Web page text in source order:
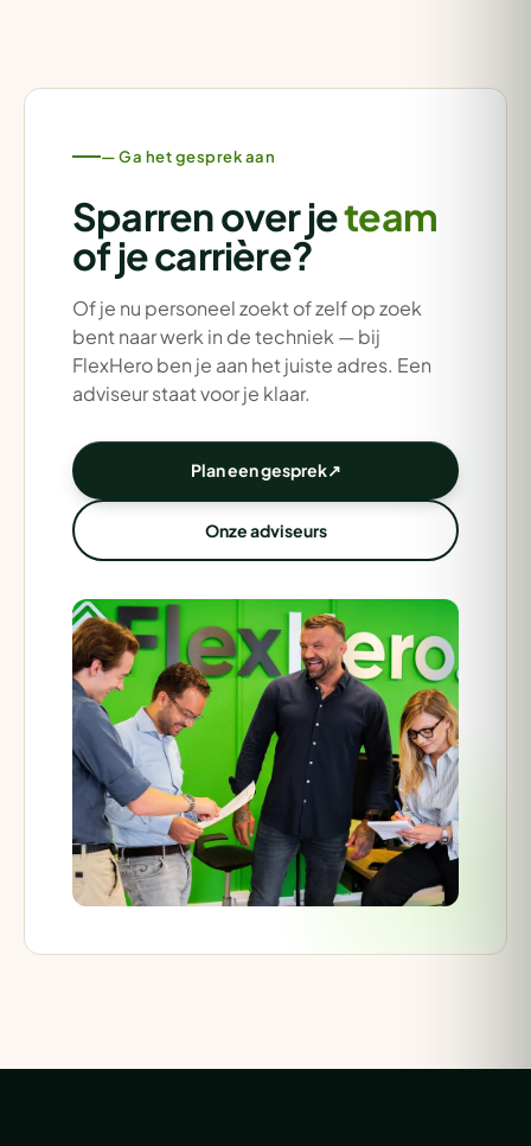
— Ga het gesprek aan
Sparren over jeteam
of je carrière?
Of je nu personeel zoekt of zelf op zoek
bent naar werk in de techniek — bij
FlexHero ben je aan het juiste adres. Een
adviseur staat voor je klaar.
Plan een gesprek↗
Onze adviseurs